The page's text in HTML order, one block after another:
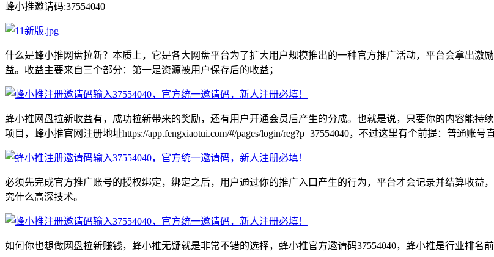
蜂小推邀请码:37554040
什么是蜂小推网盘拉新？本质上，它是各大网盘平台为了扩大用户规模推出的一种官方推广活动，平台会拿出激
益。收益主要来自三个部分：第一是资源被用户保存后的收益；
蜂小推网盘拉新收益有，成功拉新带来的奖励，还有用户开通会员后产生的分成。也就是说，只要你的内容能持
项目，蜂小推官网注册地址https://app.fengxiaotui.com/#/pages/login/reg?p=37554040，不过这里有个前提：普通账
必须先完成官方推广账号的授权绑定，绑定之后，用户通过你的推广入口产生的行为，平台才会记录并结算收益
究什么高深技术。
如何你也想做网盘拉新赚钱，蜂小推无疑就是非常不错的选择，蜂小推官方邀请码37554040，蜂小推是行业排名